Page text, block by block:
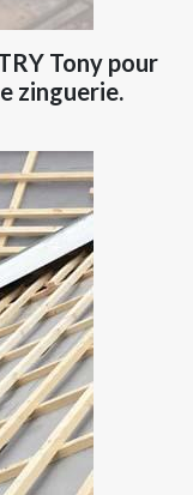
Tony pour
zinguerie.